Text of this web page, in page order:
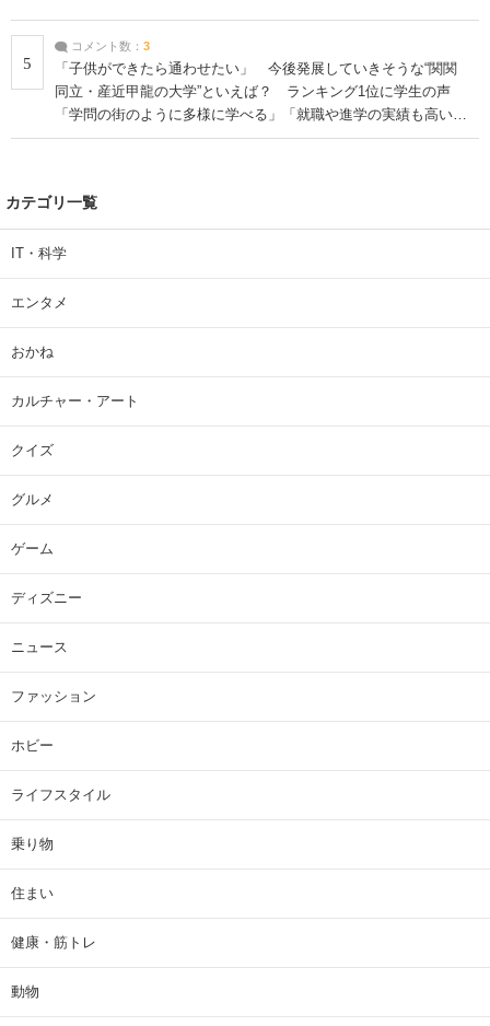
5
コメント数： 3
「子供ができたら通わせたい」 今後発展していきそうな“関関
同立・産近甲龍の大学”といえば？ ランキング1位に学生の声
「学問の街のように多様に学べる」「就職や進学の実績も高い」
| 大学 ねとらぼリサーチ
カテゴリ一覧
IT・科学
エンタメ
おかね
カルチャー・アート
クイズ
グルメ
ゲーム
ディズニー
ニュース
ファッション
ホビー
ライフスタイル
乗り物
住まい
健康・筋トレ
動物